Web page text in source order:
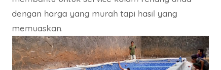
dengan harga yang murah tapi hasil yang
memuaskan.